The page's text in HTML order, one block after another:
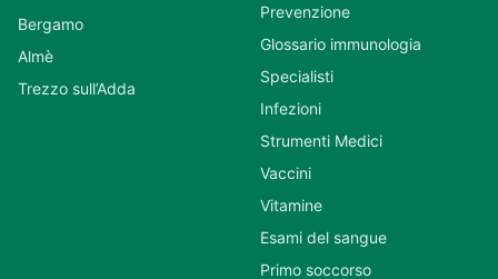
Bergamo
Almè
Trezzo sull’Adda
Prevenzione
Glossario immunologia
Specialisti
Infezioni
Strumenti Medici
Vaccini
Vitamine
Esami del sangue
Primo soccorso